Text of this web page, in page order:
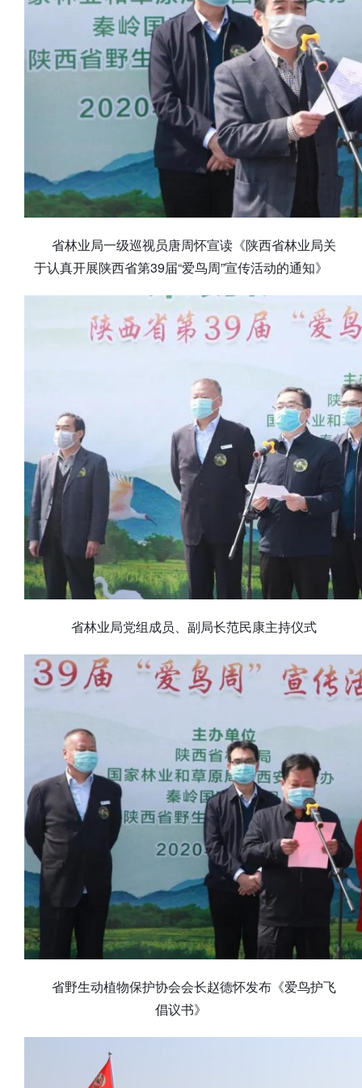
省林业局一级巡视员唐周怀宣读《陕西省林业局关
于认真开展陕西省第39届“爱鸟周”宣传活动的通知》
省林业局党组成员、副局长范民康主持仪式
省野生动植物保护协会会长赵德怀发布《爱鸟护飞
倡议书》